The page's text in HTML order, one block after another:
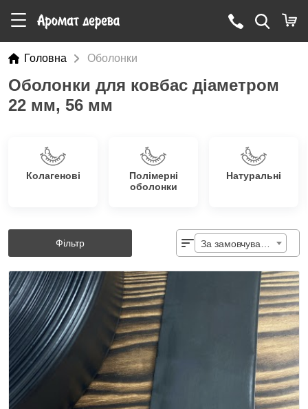
Головна Оболонки
Оболонки для ковбас діаметром
22 мм, 56 мм
Колагенові
Полімерні
оболонки
Натуральні
Фільтр